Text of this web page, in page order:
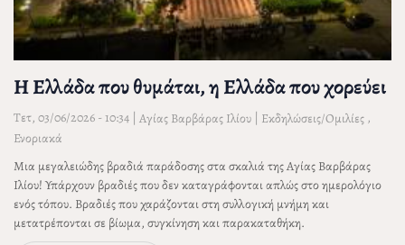
Η Ελλάδα που θυμάται, η Ελλάδα που χορεύει
Τετ, 03/06/2026 - 10:34 | Αγίας Βαρβάρας Ιλίου | Εκδηλώσεις/Ομιλίες ,
Ενοριακά
Μια μεγαλειώδης βραδιά παράδοσης στα σκαλιά της Αγίας Βαρβάρας
Ιλίου! Υπάρχουν βραδιές που δεν καταγράφονται απλώς στο ημερολόγιο
ενός τόπου. Βραδιές που χαράζονται στη συλλογική μνήμη και
μετατρέπονται σε βίωμα, συγκίνηση και παρακαταθήκη.